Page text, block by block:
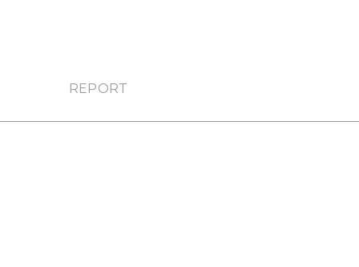
REPORT